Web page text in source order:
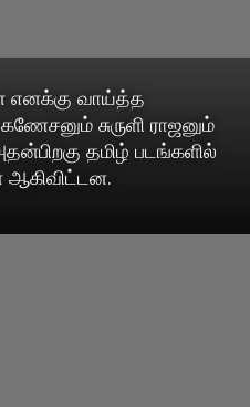
எனக்கு வாய்த்த
சுருளி ராஜனும்
தமிழ் படங்களில்
ஆகிவிட்டன.